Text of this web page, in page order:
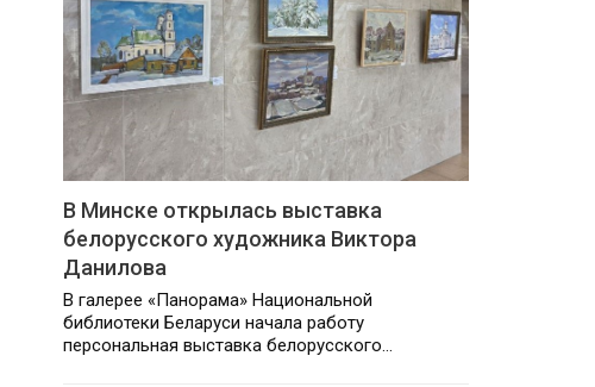
В Минске открылась выставка
белорусского художника Виктора
Данилова
В галерее «Панорама» Национальной
библиотеки Беларуси начала работу
персональная выставка белорусского…